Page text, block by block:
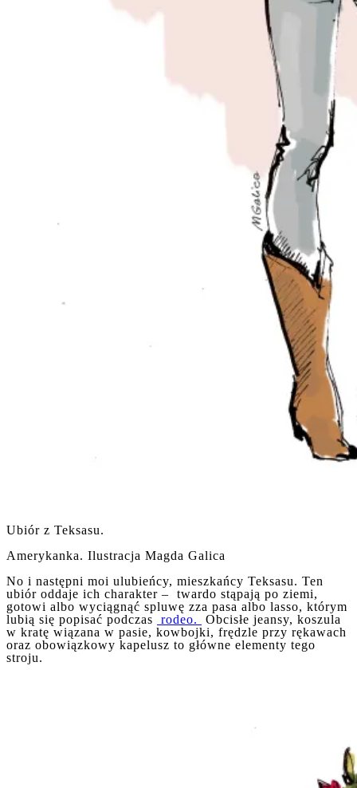
Ubiór z Teksasu.
Amerykanka. Ilustracja Magda Galica
No i następni moi ulubieńcy, mieszkańcy Teksasu. Ten
ubiór oddaje ich charakter – twardo stąpają po ziemi,
gotowi albo wyciągnąć spluwę zza pasa albo lasso, którym
lubią się popisać podczas
rodeo.
Obcisłe jeansy, koszula
w kratę wiązana w pasie, kowbojki, frędzle przy rękawach
oraz obowiązkowy kapelusz to główne elementy tego
stroju.